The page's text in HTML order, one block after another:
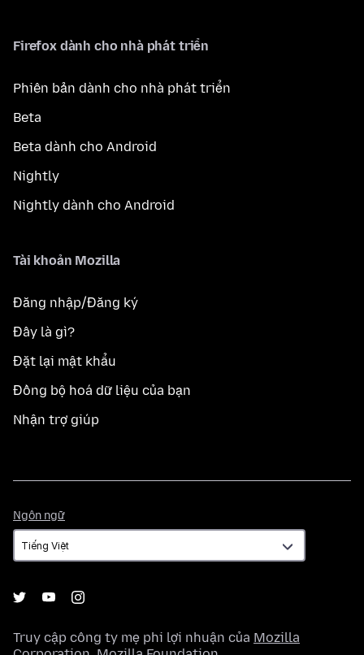
Firefox dành cho nhà phát triển
Phiên bản dành cho nhà phát triển
Beta
Beta dành cho Android
Nightly
Nightly dành cho Android
Tài khoản Mozilla
Đăng nhập/Đăng ký
Đây là gì?
Đặt lại mật khẩu
Đồng bộ hoá dữ liệu của bạn
Nhận trợ giúp
Ngôn ngữ
ngữ
Truy cập công ty mẹ phi lợi nhuận của Mozilla